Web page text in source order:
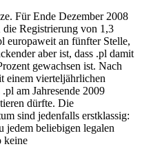
Für Ende Dezember 2008
Registrierung von 1,3
an fünfter Stelle,
aber ist, dass .pl damit
gewachsen ist. Nach
einem vierteljährlichen
am Jahresende 2009
dürfte. Die
sind jedenfalls erstklassig:
jedem beliebigen legalen
keine